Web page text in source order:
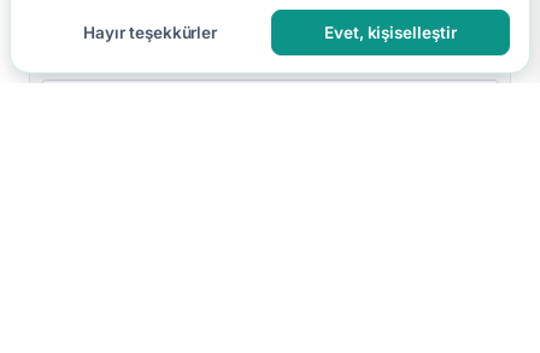
Hayır teşekkürler Evet, kişiselleştir